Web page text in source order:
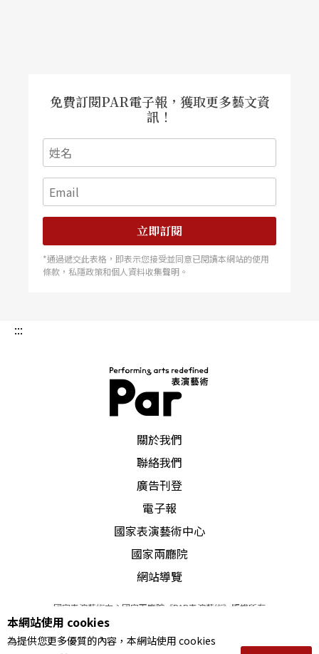
免費訂閱PAR電子報，獲取更多藝文資
訊！
立即訂閱
*通過遞交此表格，即表示您接受並同意已閱讀本網站的使用
條款，私隱政策和個人資料收集聲明。
:::
關於我們
聯絡我們
廣告刊登
電子報
國家表演藝術中心
國家兩廳院
網站導覽
國家表演藝術中心國家兩廳院《PAR表演藝術》版權所有
© 2022Performing arts redefined. All Rights Reserved
統一編號 Tax Id number 00973926
本網站使用 cookies
為提供您更多優質的內容，本網站使用 cookies